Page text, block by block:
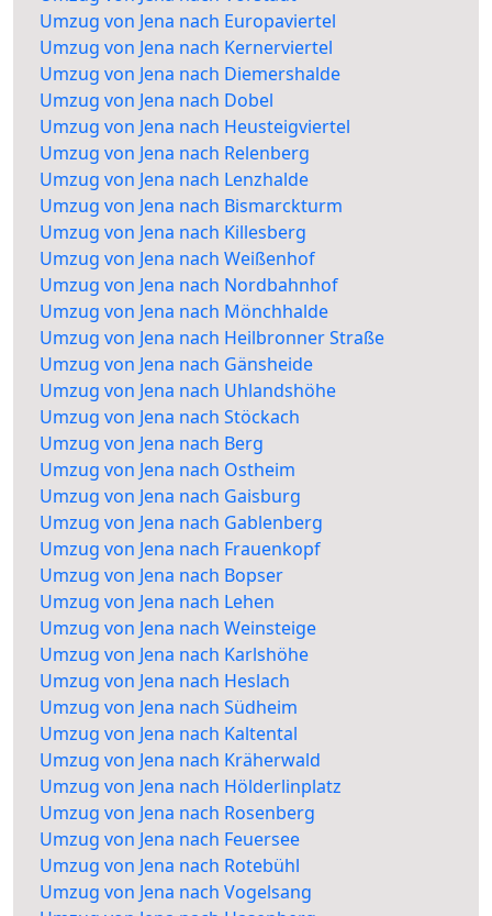
Umzug von Jena nach Europaviertel
Umzug von Jena nach Kernerviertel
Umzug von Jena nach Diemershalde
Umzug von Jena nach Dobel
Umzug von Jena nach Heusteigviertel
Umzug von Jena nach Relenberg
Umzug von Jena nach Lenzhalde
Umzug von Jena nach Bismarckturm
Umzug von Jena nach Killesberg
Umzug von Jena nach Weißenhof
Umzug von Jena nach Nordbahnhof
Umzug von Jena nach Mönchhalde
Umzug von Jena nach Heilbronner Straße
Umzug von Jena nach Gänsheide
Umzug von Jena nach Uhlandshöhe
Umzug von Jena nach Stöckach
Umzug von Jena nach Berg
Umzug von Jena nach Ostheim
Umzug von Jena nach Gaisburg
Umzug von Jena nach Gablenberg
Umzug von Jena nach Frauenkopf
Umzug von Jena nach Bopser
Umzug von Jena nach Lehen
Umzug von Jena nach Weinsteige
Umzug von Jena nach Karlshöhe
Umzug von Jena nach Heslach
Umzug von Jena nach Südheim
Umzug von Jena nach Kaltental
Umzug von Jena nach Kräherwald
Umzug von Jena nach Hölderlinplatz
Umzug von Jena nach Rosenberg
Umzug von Jena nach Feuersee
Umzug von Jena nach Rotebühl
Umzug von Jena nach Vogelsang